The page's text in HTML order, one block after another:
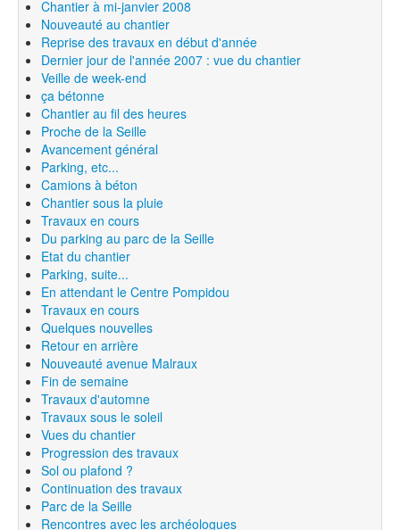
Chantier à mi-janvier 2008
Nouveauté au chantier
Reprise des travaux en début d'année
Dernier jour de l'année 2007 : vue du chantier
Veille de week-end
ça bétonne
Chantier au fil des heures
Proche de la Seille
Avancement général
Parking, etc...
Camions à béton
Chantier sous la pluie
Travaux en cours
Du parking au parc de la Seille
Etat du chantier
Parking, suite...
En attendant le Centre Pompidou
Travaux en cours
Quelques nouvelles
Retour en arrière
Nouveauté avenue Malraux
Fin de semaine
Travaux d'automne
Travaux sous le soleil
Vues du chantier
Progression des travaux
Sol ou plafond ?
Continuation des travaux
Parc de la Seille
Rencontres avec les archéologues